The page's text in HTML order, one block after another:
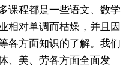
课程都是一些语文、数学
相对单调而枯燥，并且因
各方面知识的了解。我们
、美、劳各方面全面发